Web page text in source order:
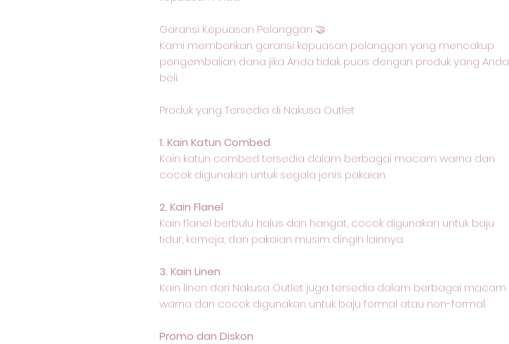
Garansi Kepuasan Pelanggan 🤝
Kami memberikan garansi kepuasan pelanggan yang mencakup
pengembalian dana jika Anda tidak puas dengan produk yang Anda
beli.
Produk yang Tersedia di Nakusa Outlet
1. Kain Katun Combed
Kain katun combed tersedia dalam berbagai macam warna dan
cocok digunakan untuk segala jenis pakaian.
2. Kain Flanel
Kain flanel berbulu halus dan hangat, cocok digunakan untuk baju
tidur, kemeja, dan pakaian musim dingin lainnya.
3. Kain Linen
Kain linen dari Nakusa Outlet juga tersedia dalam berbagai macam
warna dan cocok digunakan untuk baju formal atau non-formal.
Promo dan Diskon